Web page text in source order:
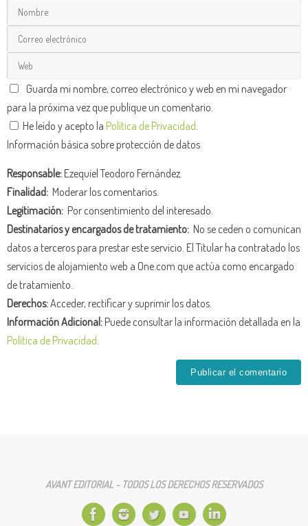
Guarda mi nombre, correo electrónico y web en mi navegador
para la próxima vez que publique un comentario.
He leído y acepto la Política de Privacidad
Información básica sobre protección de datos
Responsable:Ezequiel Teodoro Fernández.
Finalidad: Moderar los comentarios.
Legitimación: Por consentimiento del interesado.
Destinatarios y encargados de tratamiento: No se ceden o comunican
datos a terceros para prestar este servicio. El Titular ha contratado los
servicios de alojamiento web a One.com que actúa como encargado
de tratamiento.
Derechos:Acceder, rectificar y suprimir los datos.
Información Adicional:Puede consultar la información detallada en la
Política de Privacidad
AVANT EDITORIAL - TODOS LOS DERECHOS RESERVADOS